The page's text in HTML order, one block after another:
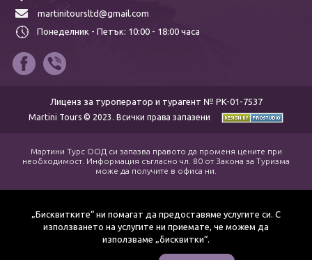
martinitoursltd@gmail.com
Понеделник - Петък: 10:00 - 18:00 часа
Лиценз за туроператор и турагент № PK-01-7537
Martini Tours © 2023. Всички права запазени
Мартини Турс ООД си запазва правото да променя цените при
необходимост. Информация съгласно чл. 80 от Закона за Туризма
може да получите в офиса ни.
„Бисквитките“ ни помагат да предоставяме услугите си. С
използването на услугите ни приемате, че можем да
използваме „бисквитки“.